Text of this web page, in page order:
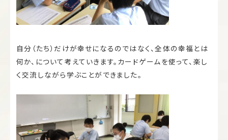
自分（たち）だけが幸せになるのではなく、全体の幸福とは
何か、について考えていきます。カードゲームを使って、楽し
く交流しながら学ぶことができました。